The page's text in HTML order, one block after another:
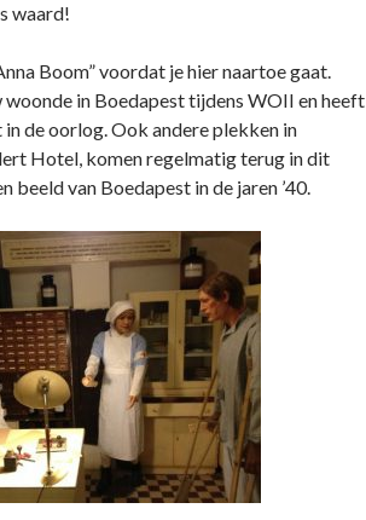
waard!
Boom” voordat je hier naartoe gaat.
in Boedapest tijdens WOII en heeft
de oorlog. Ook andere plekken in
Hotel, komen regelmatig terug in dit
beeld van Boedapest in de jaren ’40.